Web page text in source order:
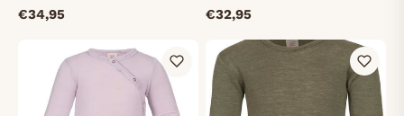
€34,95
€32,95